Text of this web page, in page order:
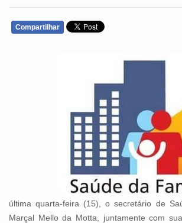
Compartilhar
última quarta-feira (15), o secretário de
Marçal Mello da Motta, juntamente com